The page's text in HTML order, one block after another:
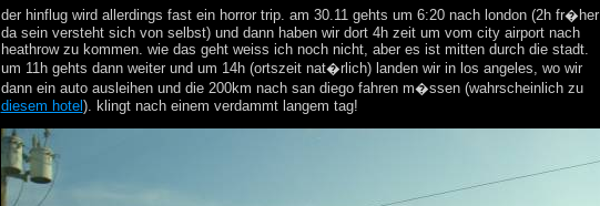
der hinflug wird allerdings fast ein horror trip. am 30.11 gehts um 6:20 nach london (2h fr�her
da sein versteht sich von selbst) und dann haben wir dort 4h zeit um vom city airport nach
heathrow zu kommen. wie das geht weiss ich noch nicht, aber es ist mitten durch die stadt.
um 11h gehts dann weiter und um 14h (ortszeit nat�rlich) landen wir in los angeles, wo wir
dann ein auto ausleihen und die 200km nach san diego fahren m�ssen (wahrscheinlich zu
diesem hotel ). klingt nach einem verdammt langem tag!